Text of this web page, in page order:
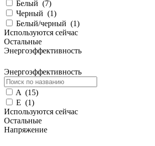
Белый (7)
Черный (1)
Белый/черный (1)
Используются сейчас
Остальные
Энергоэффективность
Энергоэффективность
A (15)
E (1)
Используются сейчас
Остальные
Напряжение